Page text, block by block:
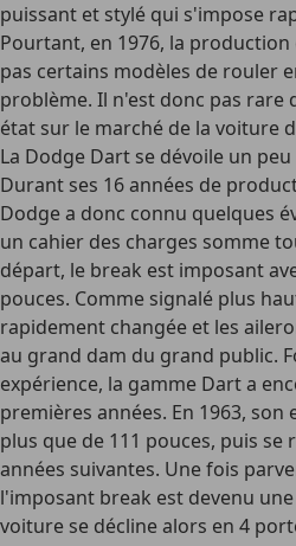
puissant et stylé qui s'impose
Pourtant, en 1976, la production
pas certains modèles de rouler
problème. Il n'est donc pas rare
état sur le marché de la voiture
La Dodge Dart se dévoile un peu
Durant ses 16 années de
Dodge a donc connu quelques
un cahier des charges somme
départ, le break est imposant
pouces. Comme signalé plus
rapidement changée et les
au grand dam du grand public.
expérience, la gamme Dart a
premières années. En 1963,
plus que de 111 pouces, puis se
années suivantes. Une fois
l'imposant break est devenu
voiture se décline alors en 4